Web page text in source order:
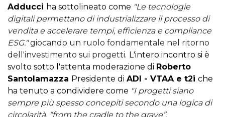
Adducci ha sottolineato come "Le tecnologie
digitali permettano di industrializzare il processo di
vendita e accelerare tempi, efficienza e compliance
ESG."giocando un ruolo fondamentale nel ritorno
dell'investimento sui progetti. L'intero incontro si è
svolto sotto l'attenta moderazione di Roberto
Santolamazza Presidente di ADI - VTAA e t2i che
ha tenuto a condividere come "I progetti siano
sempre più spesso concepiti secondo una logica di
circolarità, “from the cradle to the grave”,